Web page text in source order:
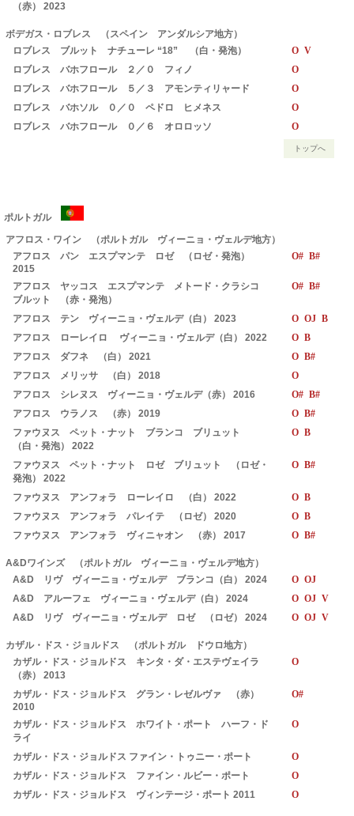
（赤） 2023
ボデガス・ロブレス （スペイン アンダルシア地方）
ロブレス ブルット ナチューレ “18” （白・発泡）
O V
ロブレス バホフロール ２／０ フィノ
O
ロブレス バホフロール ５／３ アモンティリャード
O
ロブレス バホソル ０／０ ペドロ ヒメネス
O
ロブレス バホフロール ０／６ オロロッソ
O
トップへ
ポルトガル
アフロス・ワイン （ポルトガル ヴィーニョ・ヴェルデ地方）
アフロス パン エスプマンテ ロゼ （ロゼ・発泡）
2015
O# B#
アフロス ヤッコス エスプマンテ メトード・クラシコ
ブルット （赤・発泡）
O# B#
アフロス テン ヴィーニョ・ヴェルデ（白） 2023
O OJ B
アフロス ローレイロ ヴィーニョ・ヴェルデ（白） 2022
O B
アフロス ダフネ （白） 2021
O B#
アフロス メリッサ （白） 2018
O
アフロス シレヌス ヴィーニョ・ヴェルデ（赤） 2016
O# B#
アフロス ウラノス （赤） 2019
O B#
ファウヌス ペット・ナット ブランコ ブリュット
（白・発泡） 2022
O B
ファウヌス ペット・ナット ロゼ ブリュット （ロゼ・
発泡） 2022
O B#
ファウヌス アンフォラ ローレイロ （白） 2022
O B
ファウヌス アンフォラ パレイテ （ロゼ） 2020
O B
ファウヌス アンフォラ ヴィニャオン （赤） 2017
O B#
A&Dワインズ （ポルトガル ヴィーニョ・ヴェルデ地方）
A&D リヴ ヴィーニョ・ヴェルデ ブランコ（白） 2024
O OJ
A&D アルーフェ ヴィーニョ・ヴェルデ（白） 2024
O OJ V
A&D リヴ ヴィーニョ・ヴェルデ ロゼ （ロゼ） 2024
O OJ V
カザル・ドス・ジョルドス （ポルトガル ドウロ地方）
カザル・ドス・ジョルドス キンタ・ダ・エステヴェイラ
（赤） 2013
O
カザル・ドス・ジョルドス グラン・レゼルヴァ （赤）
2010
O#
カザル・ドス・ジョルドス ホワイト・ポート ハーフ・ド
ライ
O
カザル・ドス・ジョルドス ファイン・トゥニー・ポート
O
カザル・ドス・ジョルドス ファイン・ルビー・ポート
O
カザル・ドス・ジョルドス ヴィンテージ・ポート 2011
O